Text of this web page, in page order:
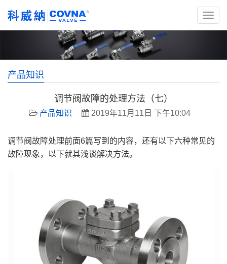
产品知识
调节阀故障的处理方法（七）
产品知识 2019年11月11日 下午10:04
调节阀故障处理前面6篇写到的内容，还有以下六种常见的
故障现象，以下就其浅谈解决方法。